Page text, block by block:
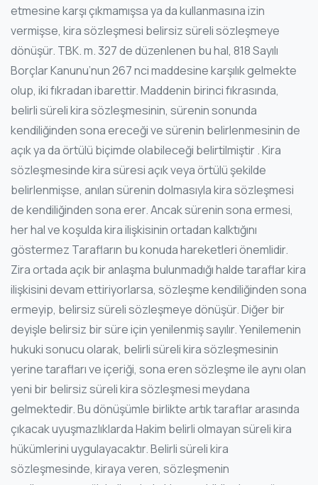
etmesine karşı çıkmamışsa ya da kullanmasına izin
vermişse, kira sözleşmesi belirsiz süreli sözleşmeye
dönüşür. TBK. m. 327 de düzenlenen bu hal, 818 Sayılı
Borçlar Kanunu’nun 267 nci maddesine karşılık gelmekte
olup, iki fıkradan ibarettir. Maddenin birinci fıkrasında,
belirli süreli kira sözleşmesinin, sürenin sonunda
kendiliğinden sona ereceği ve sürenin belirlenmesinin de
açık ya da örtülü biçimde olabileceği belirtilmiştir . Kira
sözleşmesinde kira süresi açık veya örtülü şekilde
belirlenmişse, anılan sürenin dolmasıyla kira sözleşmesi
de kendiliğinden sona erer. Ancak sürenin sona ermesi,
her hal ve koşulda kira ilişkisinin ortadan kalktığını
göstermez Tarafların bu konuda hareketleri önemlidir.
Zira ortada açık bir anlaşma bulunmadığı halde taraflar kira
ilişkisini devam ettiriyorlarsa, sözleşme kendiliğinden sona
ermeyip, belirsiz süreli sözleşmeye dönüşür. Diğer bir
deyişle belirsiz bir süre için yenilenmiş sayılır. Yenilemenin
hukuki sonucu olarak, belirli süreli kira sözleşmesinin
yerine tarafları ve içeriği, sona eren sözleşme ile aynı olan
yeni bir belirsiz süreli kira sözleşmesi meydana
gelmektedir. Bu dönüşümle birlikte artık taraflar arasında
çıkacak uyuşmazlıklarda Hakim belirli olmayan süreli kira
hükümlerini uygulayacaktır. Belirli süreli kira
sözleşmesinde, kiraya veren, sözleşmenin